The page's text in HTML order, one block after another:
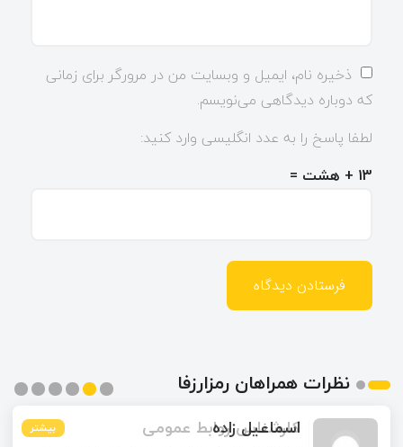
ذخیره نام، ایمیل و وبسایت من در مرورگر برای زمانی
که دوباره دیدگاهی می‌نویسم.
لطفا پاسخ را به عدد انگلیسی وارد کنید:
13 + هشت =
نظرات همراهان رمزارزفا
بیشتر اسماعیل زاده بیشتر
بیشتر
بیشتر
بیشتر
بیشتر